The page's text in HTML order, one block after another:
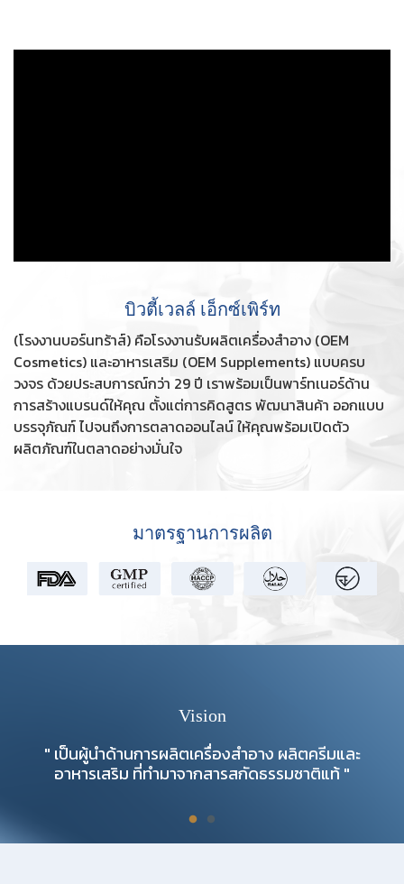
บิวตี้เวลล์ เอ็กซ์เพิร์ท
(โรงงานบอร์นทร้าส์) คือโรงงานรับผลิตเครื่องสำอาง (OEM
Cosmetics) และอาหารเสริม (OEM Supplements) แบบครบ
วงจร ด้วยประสบการณ์กว่า 29 ปี เราพร้อมเป็นพาร์ทเนอร์ด้าน
การสร้างแบรนด์ให้คุณ ตั้งแต่การคิดสูตร พัฒนาสินค้า ออกแบบ
บรรจุภัณฑ์ ไปจนถึงการตลาดออนไลน์ ให้คุณพร้อมเปิดตัว
ผลิตภัณฑ์ในตลาดอย่างมั่นใจ
มาตรฐานการผลิต
Vision
" เป็นผู้นำด้านการผลิตเครื่องสำอาง ผลิตครีมและ
อาหารเสริม ที่ทำมาจากสารสกัดธรรมชาติแท้ "